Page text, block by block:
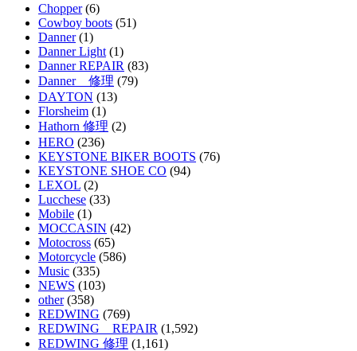
Chopper(6)
Cowboy boots (51)
Danner(1)
Danner Light (1)
Danner REPAIR (83)
Danner 修理 (79)
DAYTON (13)
Florsheim (1)
Hathorn 修理 (2)
HERO (236)
KEYSTONE BIKER BOOTS (76)
KEYSTONE SHOE CO (94)
LEXOL (2)
Lucchese (33)
Mobile (1)
MOCCASIN (42)
Motocross (65)
Motorcycle (586)
Music (335)
NEWS (103)
other(358)
REDWING (769)
REDWING REPAIR (1,592)
REDWING 修理 (1,161)